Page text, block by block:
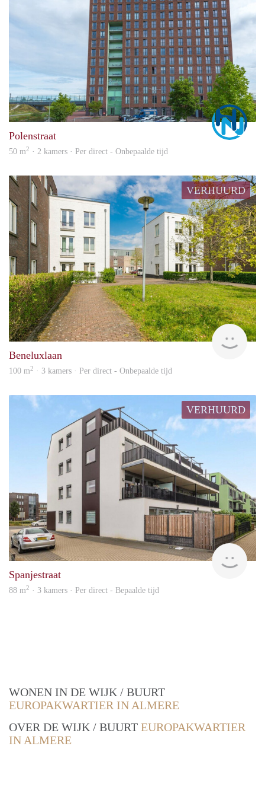
Polenstraat
50 m2 · 2 kamers · Per direct - Onbepaalde tijd
VERHUURD
Laar
Beneluxlaan
100 m2 · 3 kamers · Per direct - Onbepaalde tijd
VERHUURD
Spanjestraat
88 m2 · 3 kamers · Per direct - Bepaalde tijd
WONEN IN DE WIJK / BUURT
EUROPAKWARTIER IN ALMERE
OVER DE WIJK / BUURT EUROPAKWARTIER
IN ALMERE